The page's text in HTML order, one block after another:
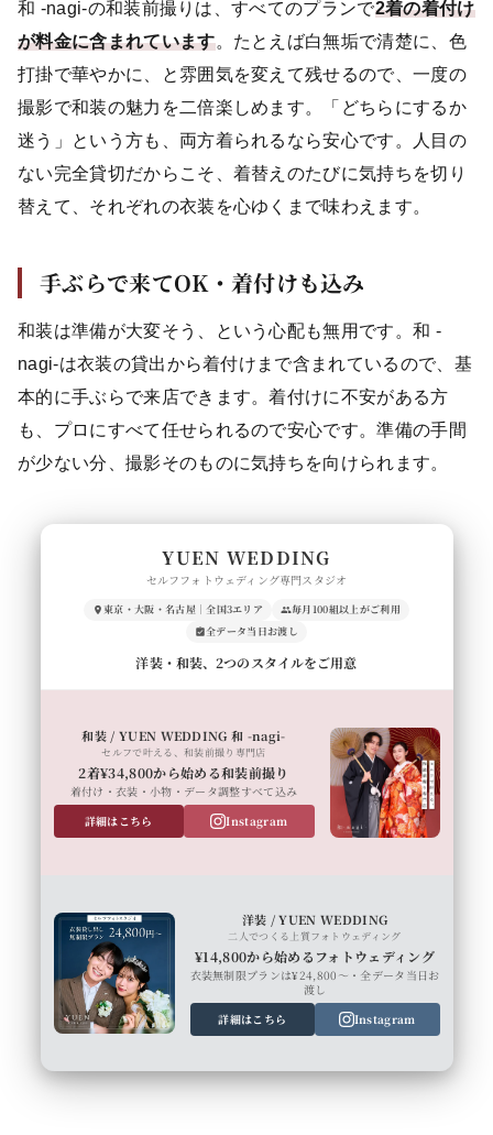
和 -nagi-の和装前撮りは、すべてのプランで2着の着付け
が料金に含まれています。たとえば白無垢で清楚に、色
打掛で華やかに、と雰囲気を変えて残せるので、一度の
撮影で和装の魅力を二倍楽しめます。「どちらにするか
迷う」という方も、両方着られるなら安心です。人目の
ない完全貸切だからこそ、着替えのたびに気持ちを切り
替えて、それぞれの衣装を心ゆくまで味わえます。
手ぶらで来てOK・着付けも込み
和装は準備が大変そう、という心配も無用です。和 -
nagi-は衣装の貸出から着付けまで含まれているので、基
本的に手ぶらで来店できます。着付けに不安がある方
も、プロにすべて任せられるので安心です。準備の手間
が少ない分、撮影そのものに気持ちを向けられます。
YUEN WEDDING
セルフフォトウェディング専門スタジオ
東京・大阪・名古屋｜全国3エリア
毎月100組以上がご利用
全データ当日お渡し
洋装・和装、2つのスタイルをご用意
和装 / YUEN WEDDING 和 -nagi-
セルフで叶える、和装前撮り専門店
2着¥34,800から始める和装前撮り
着付け・衣装・小物・データ調整すべて込み
詳細はこちら
Instagram
洋装 / YUEN WEDDING
二人でつくる上質フォトウェディング
¥14,800から始めるフォトウェディング
衣装無制限プランは¥24,800〜・全データ当日お
渡し
詳細はこちら
Instagram